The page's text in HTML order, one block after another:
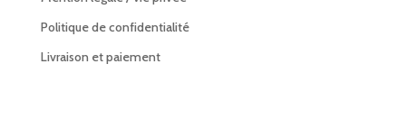
Politique de confidentialité
Livraison et paiement